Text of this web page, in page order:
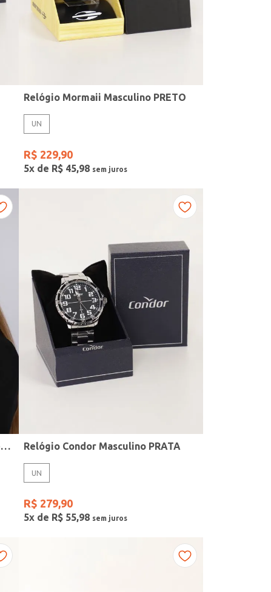
Relógio Mormaii Masculino PRETO
UN
R$ 229,90
5x de R$ 45,98
Kit Relógio + Acessório Condor Feminino PRATA Relógio Condor Masculino PRATA
UN
R$ 279,90
5x de R$ 55,98